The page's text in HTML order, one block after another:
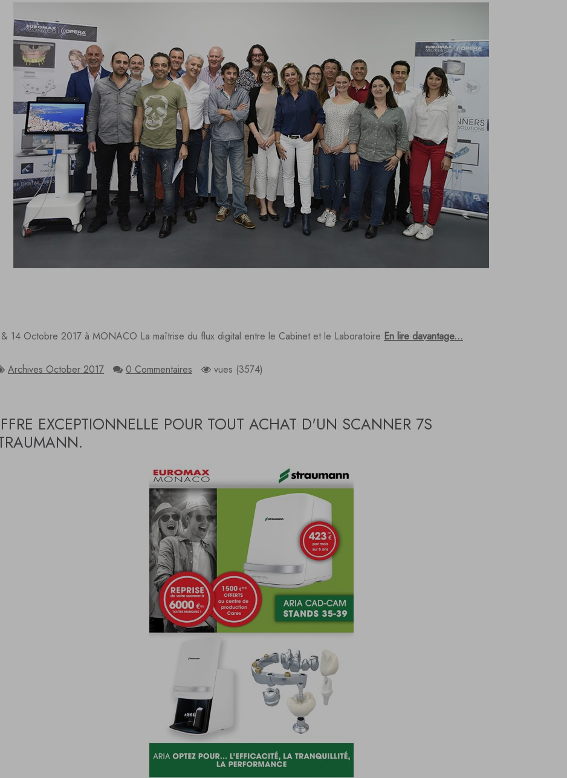
14 Octobre 2017 à MONACO La maîtrise du flux digital entre le Cabinet et le Laboratoire En lire davantage...
Archives October 2017 0 Commentaires vues (3574)
EXCEPTIONNELLE POUR TOUT ACHAT D'UN SCANNER 7S